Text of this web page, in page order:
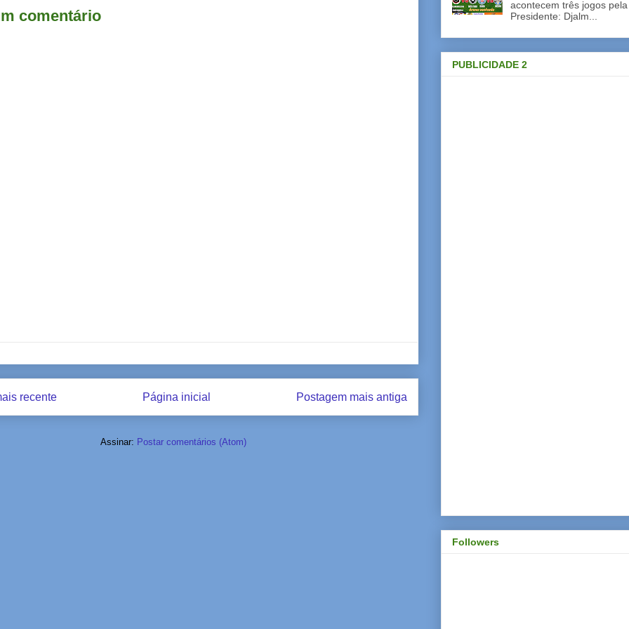
comentário
recente Postagem mais antiga
Página inicial
Assinar: Postar comentários (Atom)
acontecem três jogos
Presidente: Djalm...
PUBLICIDADE 2
Followers